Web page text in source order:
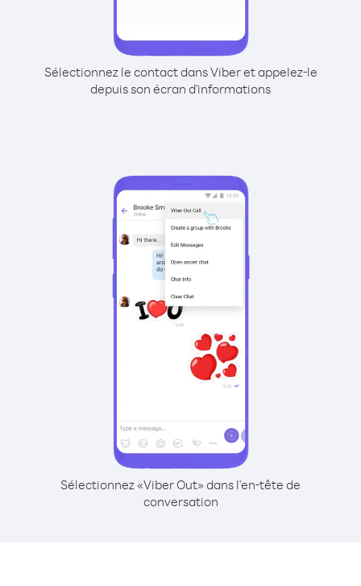
Sélectionnez le contact dans Viber et appelez-le
depuis son écran d'informations
Sélectionnez «Viber Out» dans l'en-tête de
conversation